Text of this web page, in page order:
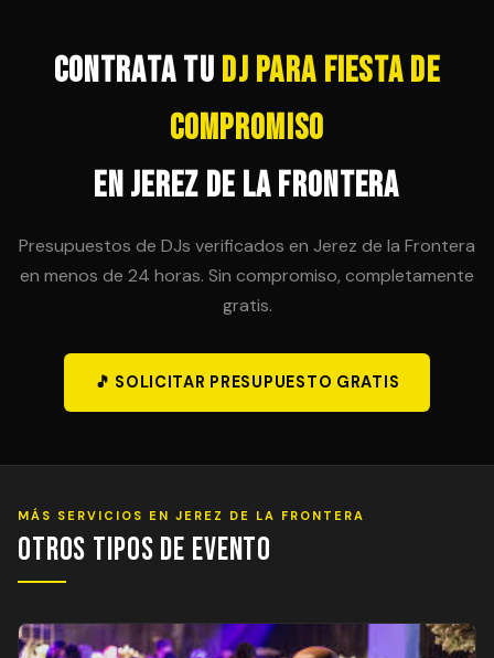
de última hora.
Contrata tu DJ para Fiesta de
Compromiso
en Jerez de la Frontera
Presupuestos de DJs verificados en Jerez de la Frontera
en menos de 24 horas. Sin compromiso, completamente
gratis.
🎵 SOLICITAR PRESUPUESTO GRATIS
MÁS SERVICIOS EN JEREZ DE LA FRONTERA
Otros Tipos de Evento